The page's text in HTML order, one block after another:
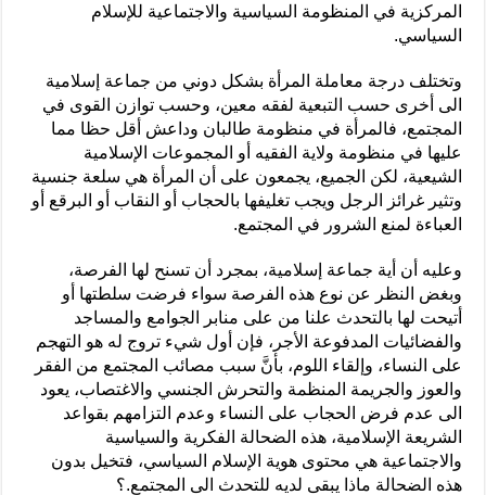
المركزية في المنظومة السياسية والاجتماعية للإسلام
السياسي.
وتختلف درجة معاملة المرأة بشكل دوني من جماعة إسلامية
الى أخرى حسب التبعية لفقه معين، وحسب توازن القوى في
المجتمع، فالمرأة في منظومة طالبان وداعش أقل حظا مما
عليها في منظومة ولاية الفقيه أو المجموعات الإسلامية
الشيعية، لكن الجميع، يجمعون على أن المرأة هي سلعة جنسية
وتثير غرائز الرجل ويجب تغليفها بالحجاب أو النقاب أو البرقع أو
العباءة لمنع الشرور في المجتمع.
وعليه أن أية جماعة إسلامية، بمجرد أن تسنح لها الفرصة،
وبغض النظر عن نوع هذه الفرصة سواء فرضت سلطتها أو
أتيحت لها بالتحدث علنا من على منابر الجوامع والمساجد
والفضائيات المدفوعة الأجر، فإن أول شيء تروج له هو التهجم
على النساء، وإلقاء اللوم، بأنَّ سبب مصائب المجتمع من الفقر
والعوز والجريمة المنظمة والتحرش الجنسي والاغتصاب، يعود
الى عدم فرض الحجاب على النساء وعدم التزامهم بقواعد
الشريعة الإسلامية، هذه الضحالة الفكرية والسياسية
والاجتماعية هي محتوى هوية الإسلام السياسي، فتخيل بدون
هذه الضحالة ماذا يبقى لديه للتحدث الى المجتمع.؟